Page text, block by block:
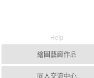
Help
繪圖藝廊作品
同人交流中心